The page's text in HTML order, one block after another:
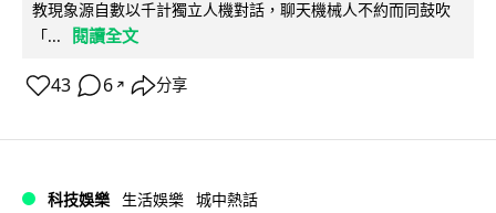
教現象源自數以千計獨立人機對話，聊天機械人不約而同鼓吹
「...
閱讀全文
43 6 ↗ 分享
科技娛樂 生活娛樂 城中熱話